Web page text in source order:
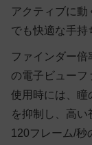
アクティブに
でも快適な手持
ファインダー
の電子ビューフ
使用時には、瞳
を抑制し、高
120フレーム/秒